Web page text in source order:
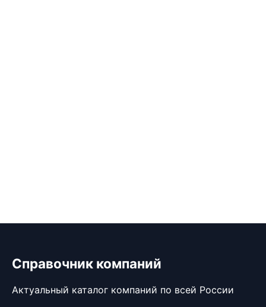
Справочник компаний
Актуальный каталог компаний по всей России